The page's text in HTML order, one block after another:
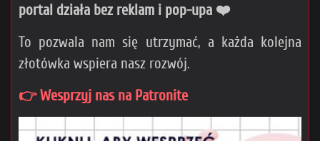
portal działa bez reklam i pop-upa ❤️
To pozwala nam się utrzymać, a każda kolejna
złotówka wspiera nasz rozwój.
👉 Wesprzyj nas na Patronite